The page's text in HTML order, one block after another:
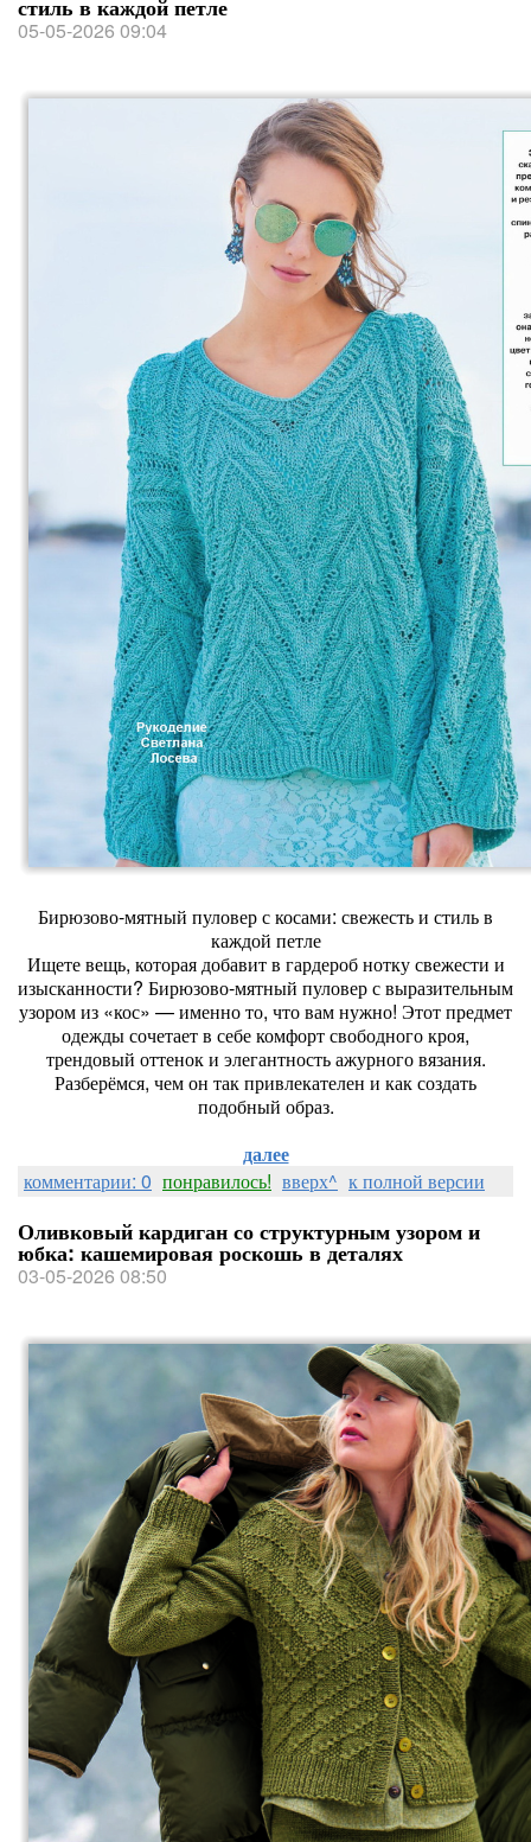
стиль в каждой петле
05-05-2026 09:04
Бирюзово-мятный пуловер с косами: свежесть и стиль в
каждой петле
Ищете вещь, которая добавит в гардероб нотку свежести и
изысканности? Бирюзово-мятный пуловер с выразительным
узором из «кос» — именно то, что вам нужно! Этот предмет
одежды сочетает в себе комфорт свободного кроя,
трендовый оттенок и элегантность ажурного вязания.
Разберёмся, чем он так привлекателен и как создать
подобный образ.
далее
комментарии: 0 понравилось! вверх^ к полной версии
Оливковый кардиган со структурным узором и
юбка: кашемировая роскошь в деталях
03-05-2026 08:50